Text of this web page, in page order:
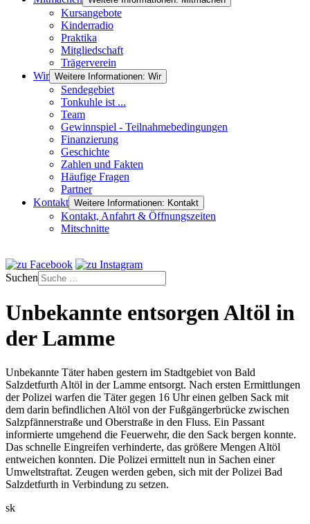
Kursangebote
Kinderradio
Praktika
Mitgliedschaft
Trägerverein
Wir Weitere Informationen: Wir
Sendegebiet
Tonkuhle ist ...
Team
Gewinnspiel - Teilnahmebedingungen
Finanzierung
Geschichte
Zahlen und Fakten
Häufige Fragen
Partner
Kontakt Weitere Informationen: Kontakt
Kontakt, Anfahrt & Öffnungszeiten
Mitschnitte
Suchen
Unbekannte entsorgen Altöl in
der Lamme
Unbekannte Täter haben gestern im Stadtgebiet von Bald
Salzdetfurth Altöl in der Lamme entsorgt. Nach ersten Ermittlungen
der Polizei warfen die Täter gegen 16 Uhr einen gelben Sack mit
dem darin befindlichen Altöl von der Fußgängerbrücke zwischen
Salzpfännerstraße und Oberstraße in den Fluss. Ein Passant
informierte umgehend die Feuerwehr, die den Sack bergen konnte.
Das schnelle Eingreifen verhinderte, das größere Mengen Altöl
entweichen konnten. Die Polizei ermittelt nun in Sachen einer
Umweltstraftat. Zeugen werden geben, sich mit der Polizei Bad
Salzdetfurth in Verbindung zu setzen.
sk